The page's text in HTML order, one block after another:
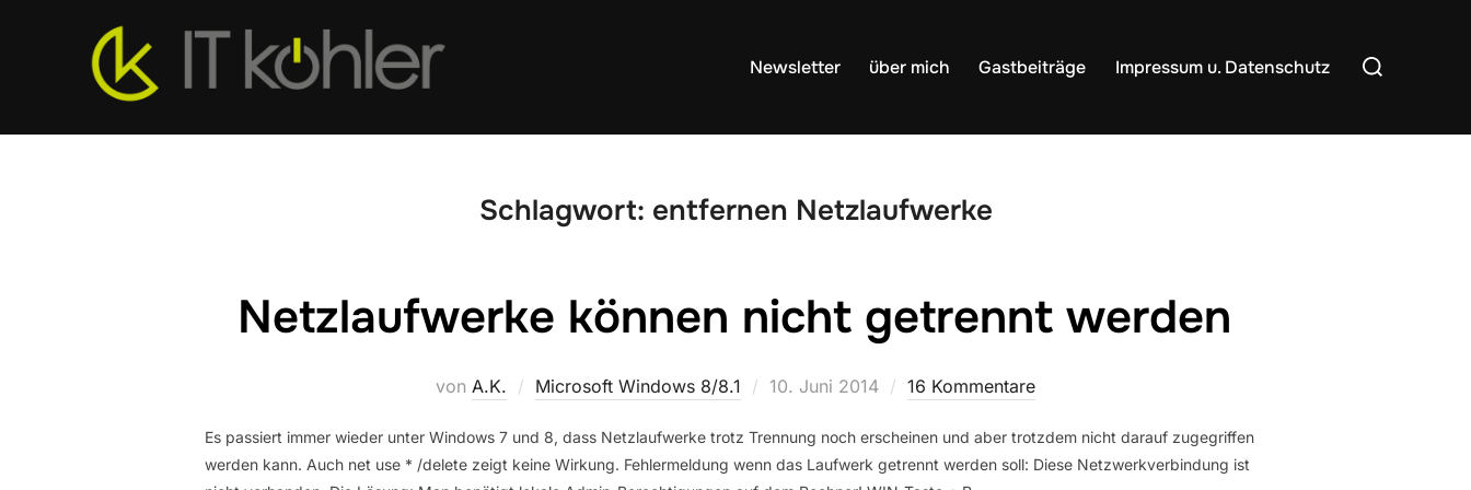
Newsletter über mich Gastbeiträge Impressum u. Datenschutz
Suchen
nach:
Schlagwort: entfernen Netzlaufwerke
Netzlaufwerke können nicht getrennt werden
von A.K. Microsoft Windows 8/8.1
Veröffentlicht
10. Juni 2014 16 Kommentare
Es passiert immer wieder unter Windows 7 und 8, dass Netzlaufwerke trotz Trennung noch erscheinen und aber trotzdem nicht darauf zugegriffen
werden kann. Auch net use * /delete zeigt keine Wirkung. Fehlermeldung wenn das Laufwerk getrennt werden soll: Diese Netzwerkverbindung ist